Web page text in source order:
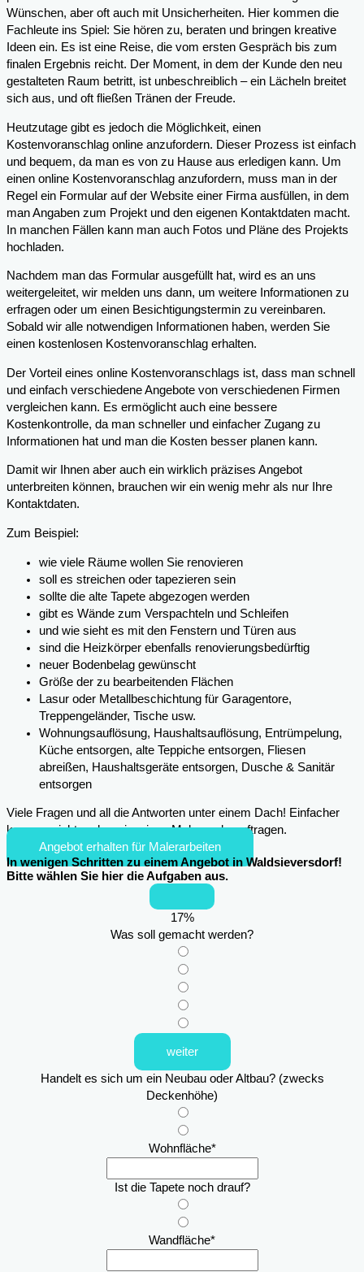
Wünschen, aber oft auch mit Unsicherheiten. Hier kommen die
Fachleute ins Spiel: Sie hören zu, beraten und bringen kreative
Ideen ein. Es ist eine Reise, die vom ersten Gespräch bis zum
finalen Ergebnis reicht. Der Moment, in dem der Kunde den neu
gestalteten Raum betritt, ist unbeschreiblich – ein Lächeln breitet
sich aus, und oft fließen Tränen der Freude.
Heutzutage gibt es jedoch die Möglichkeit, einen
Kostenvoranschlag online anzufordern. Dieser Prozess ist einfach
und bequem, da man es von zu Hause aus erledigen kann. Um
einen online Kostenvoranschlag anzufordern, muss man in der
Regel ein Formular auf der Website einer Firma ausfüllen, in dem
man Angaben zum Projekt und den eigenen Kontaktdaten macht.
In manchen Fällen kann man auch Fotos und Pläne des Projekts
hochladen.
Nachdem man das Formular ausgefüllt hat, wird es an uns
weitergeleitet, wir melden uns dann, um weitere Informationen zu
erfragen oder um einen Besichtigungstermin zu vereinbaren.
Sobald wir alle notwendigen Informationen haben, werden Sie
einen kostenlosen Kostenvoranschlag erhalten.
Der Vorteil eines online Kostenvoranschlags ist, dass man schnell
und einfach verschiedene Angebote von verschiedenen Firmen
vergleichen kann. Es ermöglicht auch eine bessere
Kostenkontrolle, da man schneller und einfacher Zugang zu
Informationen hat und man die Kosten besser planen kann.
Damit wir Ihnen aber auch ein wirklich präzises Angebot
unterbreiten können, brauchen wir ein wenig mehr als nur Ihre
Kontaktdaten.
Zum Beispiel:
wie viele Räume wollen Sie renovieren
soll es streichen oder tapezieren sein
sollte die alte Tapete abgezogen werden
gibt es Wände zum Verspachteln und Schleifen
und wie sieht es mit den Fenstern und Türen aus
sind die Heizkörper ebenfalls renovierungsbedürftig
neuer Bodenbelag gewünscht
Größe der zu bearbeitenden Flächen
Lasur oder Metallbeschichtung für Garagentore,
Treppengeländer, Tische usw.
Wohnungsauflösung, Haushaltsauflösung, Entrümpelung,
Küche entsorgen, alte Teppiche entsorgen, Fliesen
abreißen, Haushaltsgeräte entsorgen, Dusche & Sanitär
entsorgen
Viele Fragen und all die Antworten unter einem Dach! Einfacher
kann es nicht mehr sein, einen Maler zu beauftragen.
Angebot erhalten für Malerarbeiten
In wenigen Schritten zu einem Angebot in Waldsieversdorf!
Bitte wählen Sie hier die Aufgaben aus.
17%
Was soll gemacht werden?
weiter
Handelt es sich um ein Neubau oder Altbau? (zwecks
Deckenhöhe)
Wohnfläche*
Ist die Tapete noch drauf?
Wandfläche*